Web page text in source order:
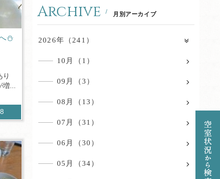
⛄
り
...
Archive 月別アーカイブ
2026年（241）
10月（1）
09月（3）
08月（13）
07月（31）
06月（30）
05月（34）